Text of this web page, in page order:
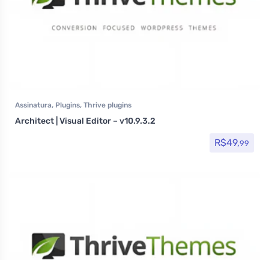
Assinatura, Plugins, Thrive plugins
Architect | Visual Editor – v10.9.3.2
R$49,99